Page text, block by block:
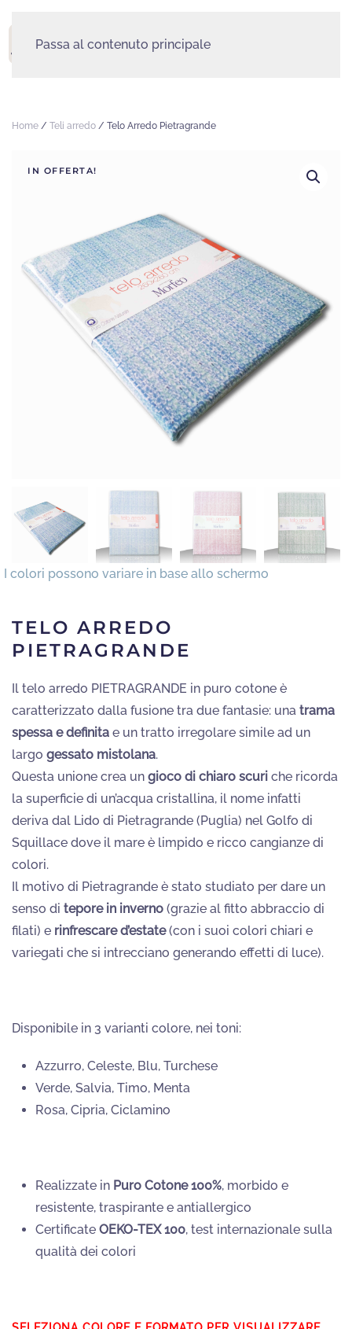
Passa al contenuto principale
Home / Teli arredo / Telo Arredo Pietragrande
IN OFFERTA!
TELO ARREDO
PIETRAGRANDE
Il telo arredo PIETRAGRANDE in puro cotone è
caratterizzato dalla fusione tra due fantasie: una trama
spessa e definita e un tratto irregolare simile ad un
largo gessato mistolana.
Questa unione crea un gioco di chiaro scuri che ricorda
la superficie di un’acqua cristallina, il nome infatti
deriva dal Lido di Pietragrande (Puglia) nel Golfo di
Squillace dove il mare è limpido e ricco cangianze di
colori.
Il motivo di Pietragrande è stato studiato per dare un
senso di tepore in inverno (grazie al fitto abbraccio di
filati) e rinfrescare d’estate(con i suoi colori chiari e
variegati che si intrecciano generando effetti di luce).
Disponibile in 3 varianti colore, nei toni:
Azzurro, Celeste, Blu, Turchese
Verde, Salvia, Timo, Menta
Rosa, Cipria, Ciclamino
Realizzate in Puro Cotone 100%, morbido e
resistente, traspirante e antiallergico
Certificate OEKO-TEX 100, test internazionale sulla
qualità dei colori